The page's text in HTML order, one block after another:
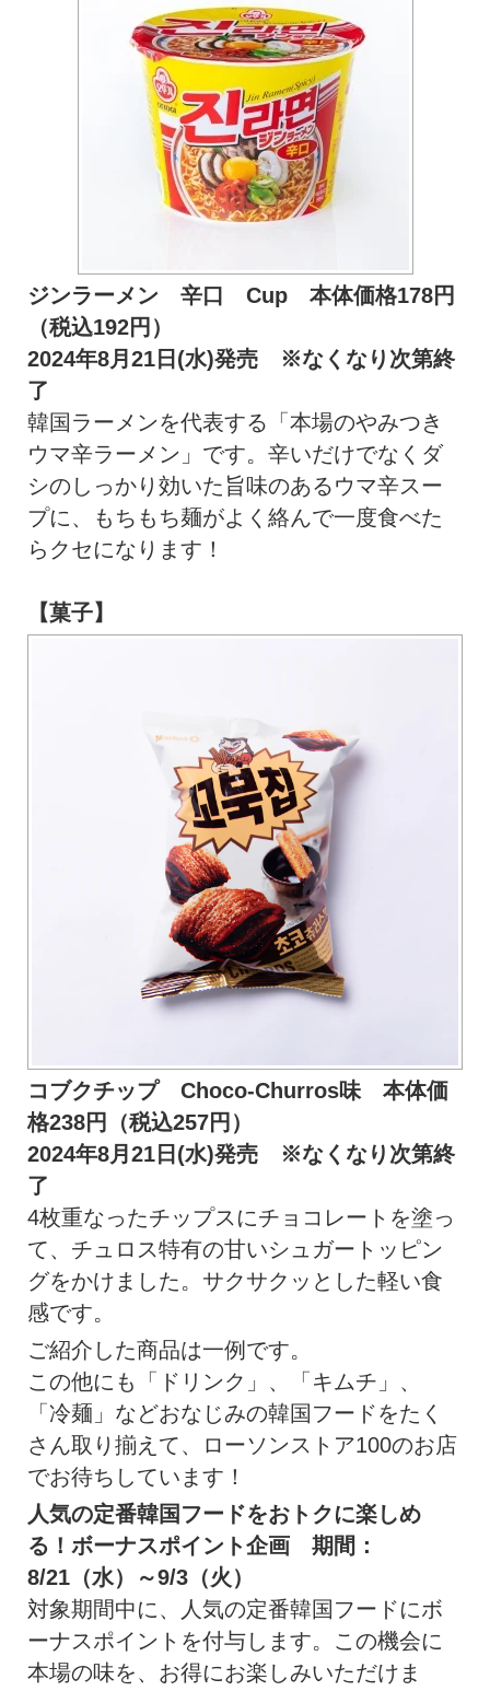
ジンラーメン 辛口 Cup 本体価格178円
（税込192円）
2024年8月21日(水)発売 ※なくなり次第終
了
韓国ラーメンを代表する「本場のやみつき
ウマ辛ラーメン」です。辛いだけでなくダ
シのしっかり効いた旨味のあるウマ辛スー
プに、もちもち麺がよく絡んで一度食べた
らクセになります！
【菓子】
コブクチップ Choco-Churros味 本体価
格238円（税込257円）
2024年8月21日(水)発売 ※なくなり次第終
了
4枚重なったチップスにチョコレートを塗っ
て、チュロス特有の甘いシュガートッピン
グをかけました。サクサクッとした軽い食
感です。
ご紹介した商品は一例です。
この他にも「ドリンク」、「キムチ」、
「冷麺」などおなじみの韓国フードをたく
さん取り揃えて、ローソンストア100のお店
でお待ちしています！
人気の定番韓国フードをおトクに楽しめ
る！ボーナスポイント企画 期間：
8/21（水）～9/3（火）
対象期間中に、人気の定番韓国フードにボ
ーナスポイントを付与します。この機会に
本場の味を、お得にお楽しみいただけま